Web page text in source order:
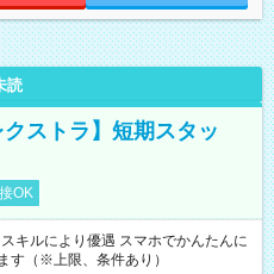
読
ストラ】短期スタッ
OK
ルにより優遇 スマホでかんたんに
す（※上限、条件あり）